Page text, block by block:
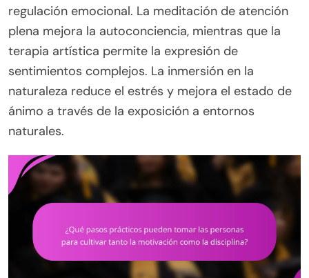
regulación emocional. La meditación de atención
plena mejora la autoconciencia, mientras que la
terapia artística permite la expresión de
sentimientos complejos. La inmersión en la
naturaleza reduce el estrés y mejora el estado de
ánimo a través de la exposición a entornos
naturales.